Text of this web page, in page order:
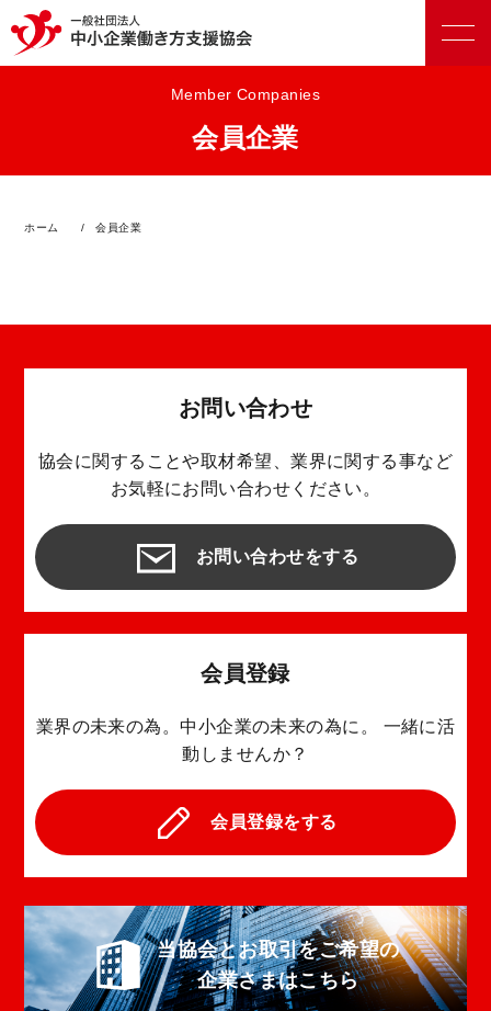
Member Companies
会員企業
ホーム 会員企業
お問い合わせ
協会に関することや取材希望、業界に関する事など
お気軽にお問い合わせください。
お問い合わせをする
会員登録
業界の未来の為。中小企業の未来の為に。
一緒に活
動しませんか？
会員登録をする
当協会とお取引をご希望の
企業さまはこちら